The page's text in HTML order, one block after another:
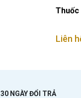
Thuốc
Liên
30 NGÀY ĐỔI TRẢ